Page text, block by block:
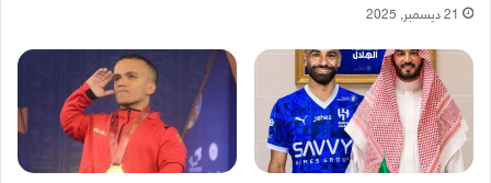
21 ديسمبر, 2025